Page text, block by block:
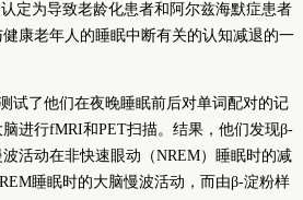
定为导致老龄化患者和阿尔兹海默症患者
康老年人的睡眠中断有关的认知减退的一
试了他们在夜晚睡眠前后对单词配对的记
进行fMRI和PET扫描。结果，他们发现β-
活动在非快速眼动（NREM）睡眠时的减
睡眠时的大脑慢波活动，而由β-淀粉样